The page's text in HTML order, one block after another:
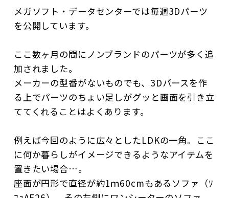
メガソフト・データセンターでは毎週3Dパーツ
を公開しています。
ここ数ヶ月の間にノンブランドのパーツが多く追
加されました。
メーカーの型番がないものでも、3Dパースを作
る上でパーツのちょい足しがグッと画面を引き立
ててくれることはよくあります。
例えば今回のように広々としたLDKの一角。ここ
に何か暮らしがイメージできるようなアイテムを
置きたい場合…。
座面が円形で直径が約1ｍ60cmもあるソファ（ｿ